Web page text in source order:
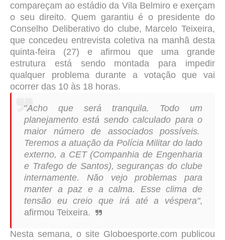
compareçam ao estádio da Vila Belmiro e exerçam
o seu direito. Quem garantiu é o presidente do
Conselho Deliberativo do clube, Marcelo Teixeira,
que concedeu entrevista coletiva na manhã desta
quinta-feira (27) e afirmou que uma grande
estrutura está sendo montada para impedir
qualquer problema durante a votação que vai
ocorrer das 10 às 18 horas.
"Acho que será tranquila. Todo um
planejamento está sendo calculado para o
maior número de associados possíveis.
Teremos a atuação da Polícia Militar do lado
externo, a CET (Companhia de Engenharia
e Trafego de Santos), seguranças do clube
internamente. Não vejo problemas para
manter a paz e a calma. Esse clima de
tensão eu creio que irá até a véspera",
afirmou Teixeira.
Nesta semana, o site Globoesporte.com publicou